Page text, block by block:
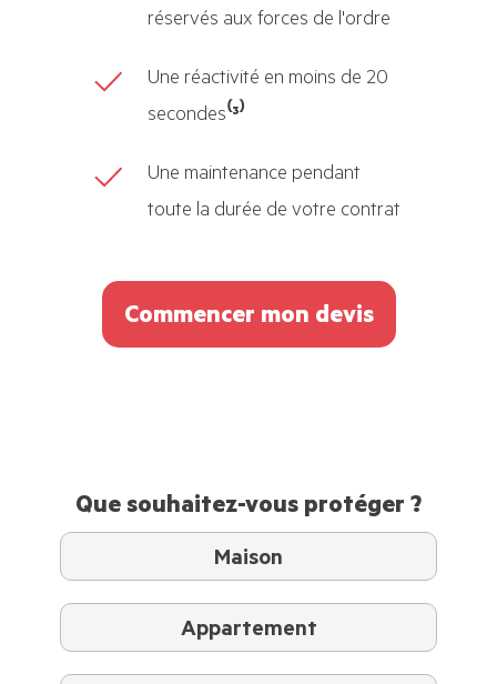
réservés aux forces de l'ordre
Une réactivité en moins de 20
secondes⁽³⁾
Une maintenance pendant
toute la durée de votre contrat
Commencer mon devis
Que souhaitez-vous protéger ?
Maison
Appartement